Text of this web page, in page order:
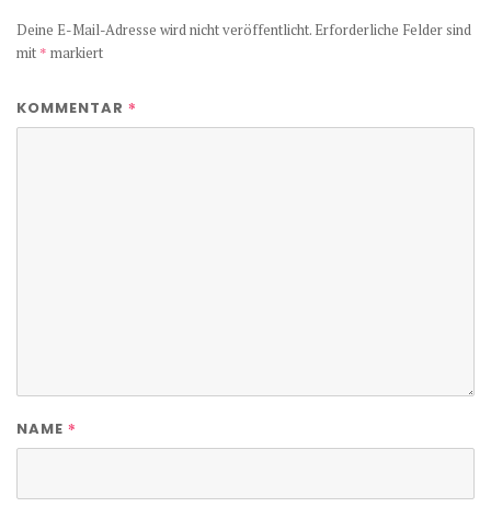
Deine E-Mail-Adresse wird nicht veröffentlicht. Erforderliche Felder sind
mit * markiert
KOMMENTAR *
NAME *